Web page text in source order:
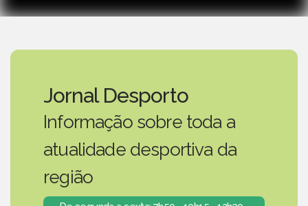
Jornal Desporto
Informação sobre toda a
atualidade desportiva da
região